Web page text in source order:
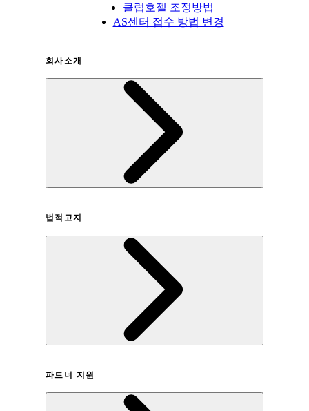
클럽호젤 조정방법
AS센터 접수 방법 변경
회사소개
법적고지
개인정보취급방침
파트너 지원